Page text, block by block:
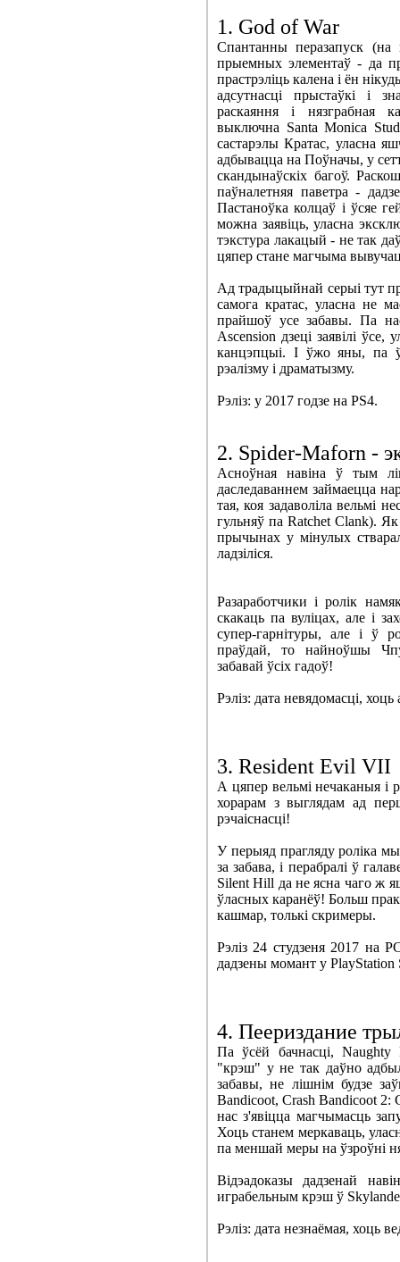
1. God of War
Спантанны перазапуск
прыемных элементаў - да
прастрэліць калена і ён
адсутнасці прыстаўкі і
раскаяння і нязграбная
выключна Santa Monica
састарэлы Кратас, уласна
адбывацца на Поўначы, у
скандынаўскіх багоў.
паўналетняя паветра -
Пастаноўка колцаў і ўсяе
можна заявіць, уласна
тэкстура лакацый - не так
цяпер стане магчыма
Ад традыцыйнай серыі тут
самога кратас, уласна не
прайшоў усе забавы. Па
Ascension дзеці заявілі
канцэпцыі. І ўжо яны, па
рэалізму і драматызму.
Рэліз: у 2017 годзе на PS4.
2. Spider-Maforn -
Асноўная навіна ў тым
даследаваннем займаецца
тая, коя задаволіла вельмі
гульняў па Ratchet Clank).
прычынах у мінулых
ладзіліся.
Разаработчики і ролік
скакаць па вуліцах, але і
супер-гарнітуры, але і ў
праўдай, то найноўшы
забавай ўсіх гадоў!
Рэліз: дата невядомасці,
3. Resident Evil VII
А цяпер вельмі нечаканыя і
хорарам з выглядам ад
рэчаіснасці!
У перыяд прагляду роліка
за забава, і перабралі ў
Silent Hill да не ясна чаго ж
ўласных каранёў! Больш
кашмар, толькі скримеры.
Рэліз 24 студзеня 2017 на
дадзены момант у PlayStation
4. Пеериздание
Па ўсёй бачнасці, Naughty
"крэш" у не так даўно
забавы, не лішнім будзе
Bandicoot, Crash Bandicoot 2:
нас з'явіцца магчымасць
Хоць станем меркаваць,
па меншай меры на ўзроўні
Відэадоказы дадзенай
играбельным крэш ў
Рэліз: дата незнаёмая, хоць